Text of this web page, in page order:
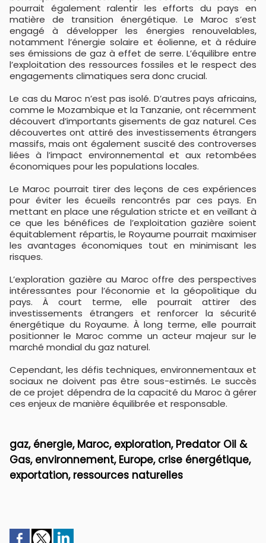
pourrait également ralentir les efforts du pays en
matière de transition énergétique. Le Maroc s’est
engagé à développer les énergies renouvelables,
notamment l’énergie solaire et éolienne, et à réduire
ses émissions de gaz à effet de serre. L’équilibre entre
l’exploitation des ressources fossiles et le respect des
engagements climatiques sera donc crucial.
Le cas du Maroc n’est pas isolé. D’autres pays africains,
comme le Mozambique et la Tanzanie, ont récemment
découvert d’importants gisements de gaz naturel. Ces
découvertes ont attiré des investissements étrangers
massifs, mais ont également suscité des controverses
liées à l’impact environnemental et aux retombées
économiques pour les populations locales.
Le Maroc pourrait tirer des leçons de ces expériences
pour éviter les écueils rencontrés par ces pays. En
mettant en place une régulation stricte et en veillant à
ce que les bénéfices de l’exploitation gazière soient
équitablement répartis, le Royaume pourrait maximiser
les avantages économiques tout en minimisant les
risques.
L’exploration gazière au Maroc offre des perspectives
intéressantes pour l’économie et la géopolitique du
pays. À court terme, elle pourrait attirer des
investissements étrangers et renforcer la sécurité
énergétique du Royaume. À long terme, elle pourrait
positionner le Maroc comme un acteur majeur sur le
marché mondial du gaz naturel.
Cependant, les défis techniques, environnementaux et
sociaux ne doivent pas être sous-estimés. Le succès
de ce projet dépendra de la capacité du Maroc à gérer
ces enjeux de manière équilibrée et responsable.
gaz, énergie, Maroc, exploration, Predator Oil &
Gas, environnement, Europe, crise énergétique,
exportation, ressources naturelles